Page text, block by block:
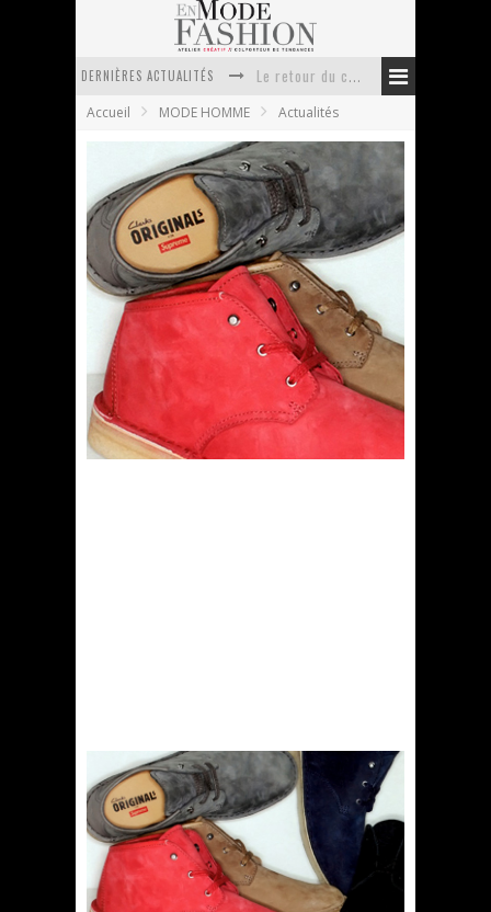
DERNIÈRES ACTUALITÉS
Le retour du cachemire version casual
La trousse de toilette : l’accessoire indispensable de voyage
Pourquoi le costume sur mesure à Paris est un incontournable de l’élégance contemporaine ?
Accueil MODE HOMME Actualités
Supreme x Clarks Desert Boot
En Mode Fashion
5 avril 2011
Actualités